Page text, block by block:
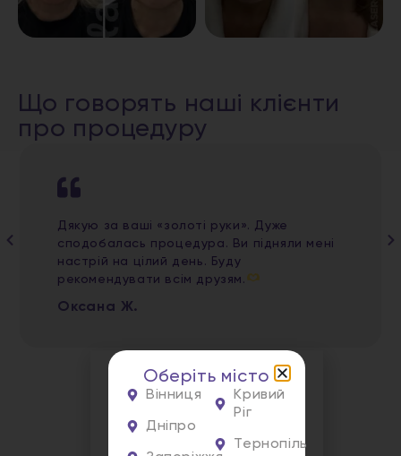
Що говорять наші клієнти
про процедуру
Дякую за ваші «золоті руки». Дуже
сподобалась процедура. Ви підняли мені
настрій на цілий день. Буду
рекомендувати всім друзям.
Оксана Ж.
Оберіть місто
Вінниця
Дніпро
Кривий
Ріг
Тернопіль